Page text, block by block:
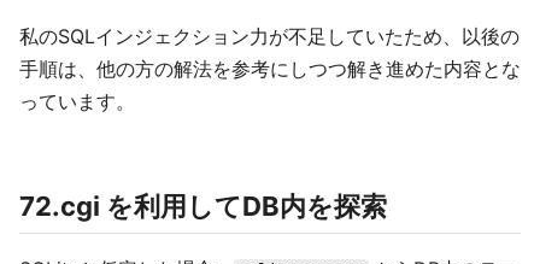
私のSQLインジェクション力が不足していたため、以後の
手順は、他の方の解法を参考にしつつ解き進めた内容とな
っています。
72.cgi を利用してDB内を探索